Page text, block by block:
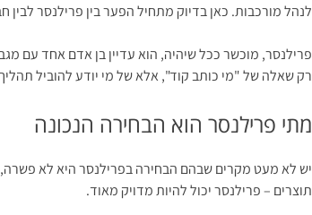
לנהל מורכבות. כאן בדיוק מתחיל הפער בין פרילנסר לבין
פרילנסר, מוכשר ככל שיהיה, הוא עדיין בן אדם אחד עם
רק שאלה של "מי כותב קוד", אלא של מי יודע להוביל
מתי פרילנסר הוא הבחירה הנכונה
יש לא מעט מקרים שבהם הבחירה בפרילנסר היא לא פשרה,
תוצרים – פרילנסר יכול להיות מדויק מאוד.